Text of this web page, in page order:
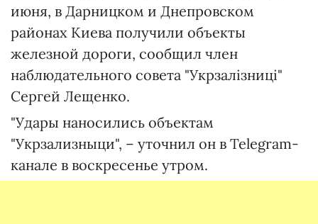
июня, в Дарницком и Днепровском
районах Киева получили объекты
железной дороги, сообщил член
наблюдательного совета "Укрзалізниці"
Сергей Лещенко.
"Удары наносились объектам
"Укрзализныци", – уточнил он в Telegram-
канале в воскресенье утром.